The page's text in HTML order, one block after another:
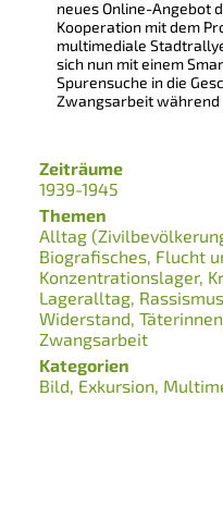
neues Online-Angebot
Kooperation mit dem
multimediale
sich nun mit einem
Spurensuche in die
Zwangsarbeit während
Zeiträume
1939-1945
Themen
Alltag
Biografisches Flucht
Konzentrationslager
Lageralltag Rassismus
Widerstand
Zwangsarbeit
Kategorien
Bild Exkursion